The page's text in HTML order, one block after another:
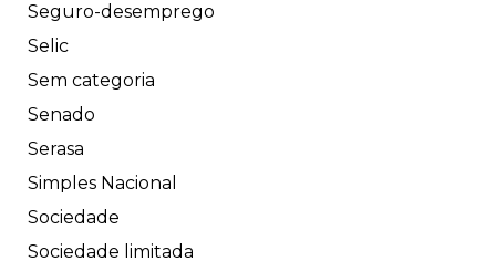
Seguro-desemprego
Selic
Sem categoria
Senado
Serasa
Simples Nacional
Sociedade
Sociedade limitada